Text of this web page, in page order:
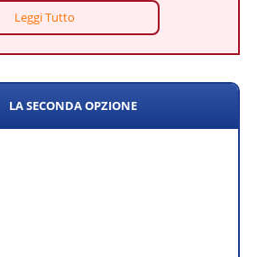
Leggi Tutto
LA SECONDA OPZIONE